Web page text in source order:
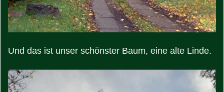
Und das ist unser schönster Baum, eine alte Linde.